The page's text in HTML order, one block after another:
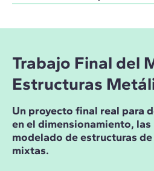
Trabajo Final del
Estructuras
Un proyecto final real para
en el dimensionamiento, las
modelado de estructuras
mixtas.